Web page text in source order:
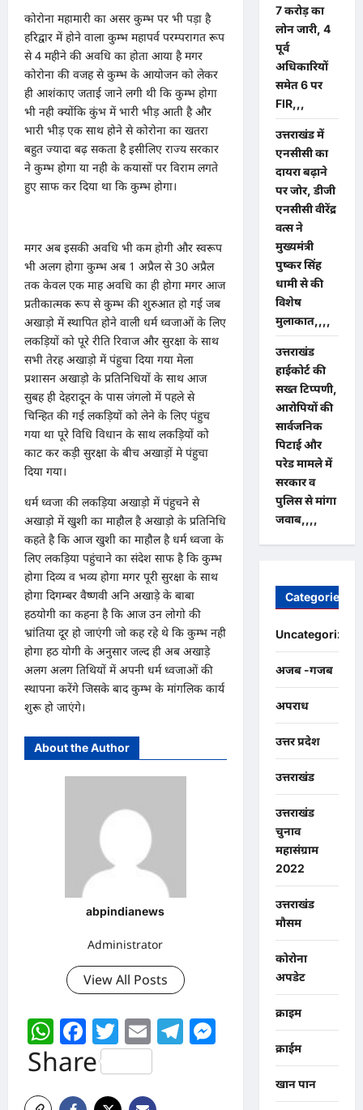
कोरोना महामारी का असर कुम्भ पर भी पड़ा है
हरिद्वार में होने वाला कुम्भ महापर्व परम्परागत रूप
से 4 महीने की अवधि का होता आया है मगर
कोरोना की वजह से कुम्भ के आयोजन को लेकर
ही आशंकाए जताई जाने लगी थी कि कुम्भ होगा
भी नही क्योंकि कुंभ में भारी भीड़ आती है और
भारी भीड़ एक साथ होने से कोरोना का खतरा
बहुत ज्यादा बढ़ सकता है इसीलिए राज्य सरकार
ने कुम्भ होगा या नही के कयासों पर विराम लगते
हुए साफ कर दिया था कि कुम्भ होगा।
मगर अब इसकी अवधि भी कम होगी और स्वरूप
भी अलग होगा कुम्भ अब 1 अप्रैल से 30 अप्रैल
तक केवल एक माह अवधि का ही होगा मगर आज
प्रतीकात्मक रूप से कुम्भ की शुरुआत हो गई जब
अखाड़ो में स्थापित होने वाली धर्म ध्वजाओं के लिए
लकड़ियों को पूरे रीति रिवाज और सुरक्षा के साथ
सभी तेरह अखाड़ो में पंहुचा दिया गया मेला
प्रशासन अखाड़ो के प्रतिनिधियों के साथ आज
सुबह ही देहरादून के पास जंगलो में पहले से
चिन्हित की गई लकड़ियों को लेने के लिए पंहुच
गया था पूरे विधि विधान के साथ लकड़ियों को
काट कर कड़ी सुरक्षा के बीच अखाड़ों मे पंहुचा
दिया गया।
धर्म ध्वजा की लकड़िया अखाड़ो में पंहुचने से
अखाड़ो में खुशी का माहौल है अखाड़ो के प्रतिनिधि
कहते है कि आज खुशी का माहौल है धर्म ध्वजा के
लिए लकड़िया पहुंचाने का संदेश साफ है कि कुम्भ
होगा दिव्य व भव्य होगा मगर पूरी सुरक्षा के साथ
होगा दिगम्बर वैष्णवी अनि अखाड़े के बाबा
हठयोगी का कहना है कि आज उन लोगो की
भ्रांतिया दूर हो जाएंगी जो कह रहे थे कि कुम्भ नही
होगा हठ योगी के अनुसार जल्द ही अब अखाड़े
अलग अलग तिथियों में अपनी धर्म ध्वजाओं की
स्थापना करेंगे जिसके बाद कुम्भ के मांगलिक कार्य
शुरू हो जाएंगे।
About the Author
abpindianews
Administrator
View All Posts
WhatsApp
Facebook
Twitter
EmailTelegram
Messenger
Share
7 करोड़ का
लोन जारी, 4
पूर्व
अधिकारियों
समेत 6 पर
FIR,,,
उत्तराखंड में
एनसीसी का
दायरा बढ़ाने
पर जोर, डीजी
एनसीसी वीरेंद्र
वत्स ने
मुख्यमंत्री
पुष्कर सिंह
धामी से की
विशेष
मुलाकात,,,,
उत्तराखंड
हाईकोर्ट की
सख्त टिप्पणी,
आरोपियों की
सार्वजनिक
पिटाई और
परेड मामले में
सरकार व
पुलिस से मांगा
जवाब,,,,
Categories
Uncategorized
अजब -गजब
अपराध
उत्तर प्रदेश
उत्तराखंड
उत्तराखंड
चुनाव
महासंग्राम
2022
उत्तराखंड
मौसम
कोरोना
अपडेट
क्राइम
क्राईम
खान पान